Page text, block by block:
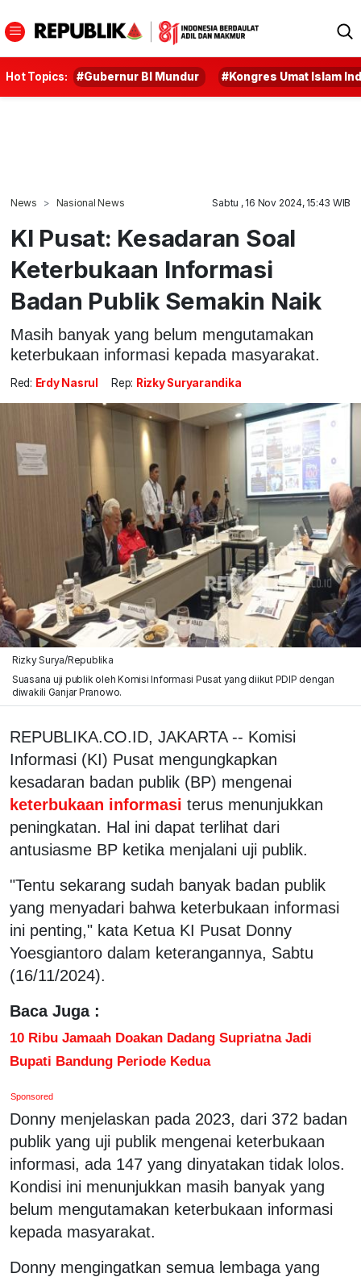
Hot Topics: #Gubernur BI Mundur #Kongres Umat Islam
News Nasional News Sabtu , 16 Nov 2024, 15:43 WIB
KI Pusat: Kesadaran Soal
Keterbukaan Informasi
Badan Publik Semakin Naik
Masih banyak yang belum mengutamakan
keterbukaan informasi kepada masyarakat.
Red: Erdy Nasrul Rep: Rizky Suryarandika
Rizky Surya/Republika
Suasana uji publik oleh Komisi Informasi Pusat yang diikut PDIP dengan
diwakili Ganjar Pranowo.
REPUBLIKA.CO.ID, JAKARTA -- Komisi
Informasi (KI) Pusat mengungkapkan
kesadaran badan publik (BP) mengenai
keterbukaan informasi terus menunjukkan
peningkatan. Hal ini dapat terlihat dari
antusiasme BP ketika menjalani uji publik.
"Tentu sekarang sudah banyak badan publik
yang menyadari bahwa keterbukaan informasi
ini penting," kata Ketua KI Pusat Donny
Yoesgiantoro dalam keterangannya, Sabtu
(16/11/2024).
Baca Juga :
10 Ribu Jamaah Doakan Dadang Supriatna Jadi
Bupati Bandung Periode Kedua
Sponsored
Donny menjelaskan pada 2023, dari 372 badan
publik yang uji publik mengenai keterbukaan
informasi, ada 147 yang dinyatakan tidak lolos.
Kondisi ini menunjukkan masih banyak yang
belum mengutamakan keterbukaan informasi
kepada masyarakat.
Donny mengingatkan semua lembaga yang